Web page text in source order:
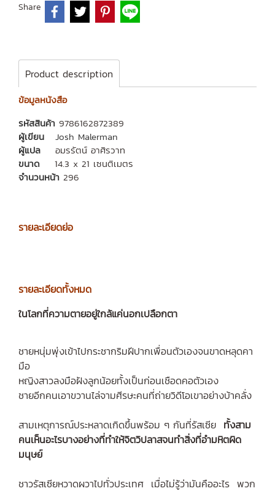
Share
Product description
ข้อมูลหนังสือ
รหัสสินค้า 9786162872389
ผู้เขียน
Josh Malerman
ผู้แปล อมรรัตน์ อาศิรวาท
ขนาด 14.3 x 21 เซนติเมตร
จำนวนหน้า 296
รายละเอียดย่อ
รายละเอียดทั้งหมด
ในโลกที่ความตายอยู่ใกล้แค่นอกเปลือกตา
ชายหนุ่มพุ่งเข้าไปกระชากริมฝีปากเพื่อนตัวเองจนขาดหลุดคา
มือ
หญิงสาวลงมือฝังลูกน้อยทั้งเป็นก่อนเชือดคอตัวเอง
ชายอีกคนเอาขวานไล่จามศีรษะคนที่ถ่ายวิดีโอเขาอย่างบ้าคลั่ง
สามเหตุการณ์ประหลาดเกิดขึ้นพร้อม ๆ กันที่รัสเซีย ทั้งสาม
คนเห็นอะไรบางอย่างที่ทำให้จิตวิปลาสจนทำสิ่งที่อำมหิตผิด
มนุษย์
ชาวรัสเซียหวาดผวาไปทั่วประเทศ เมื่อไม่รู้ว่ามันคืออะไร พวก